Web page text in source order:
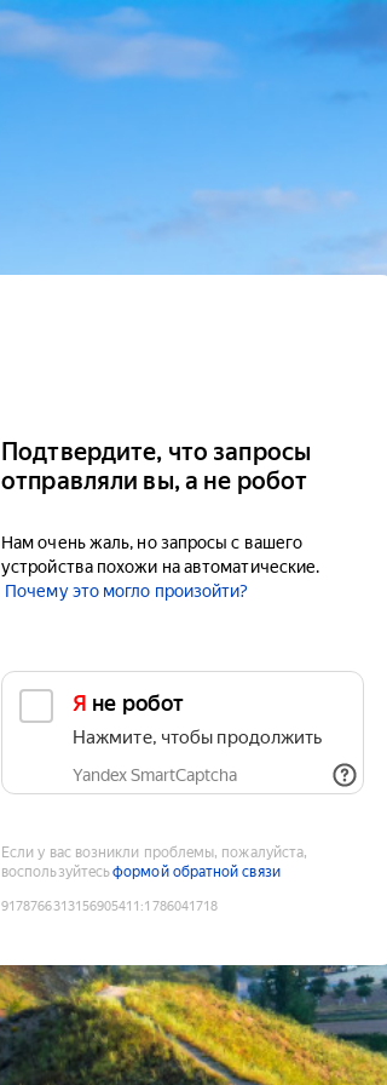
Подтвердите, что запросы
отправляли вы, а не робот
Нам очень жаль, но запросы с вашего
устройства похожи на автоматические.
Почему это могло произойти?
Я не робот
Нажмите, чтобы продолжить
Yandex SmartCaptcha
Если у вас возникли проблемы, пожалуйста,
воспользуйтесьформой обратной связи
9178766313156905411 :1786041718